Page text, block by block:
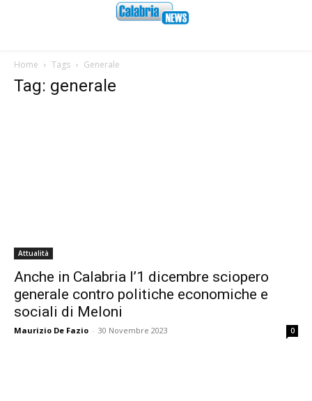
Home Tags Generale
Tag: generale
Attualità
Anche in Calabria l’1 dicembre sciopero
generale contro politiche economiche e
sociali di Meloni
Maurizio De Fazio - 30 Novembre 2023 0